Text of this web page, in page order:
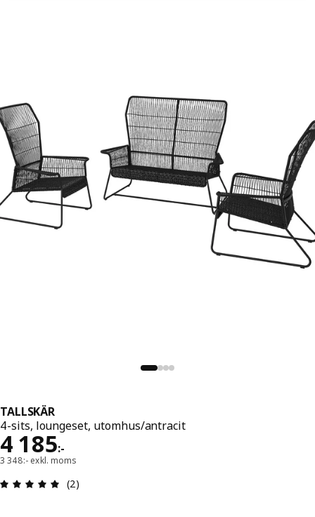
TALLSKÄR
4-sits, loungeset, utomhus/antracit
4 185:-
Pris 4185:-
3 348:- exkl. moms
Recension: 5 utav 5 stjärnor. Totalt antal
(2)